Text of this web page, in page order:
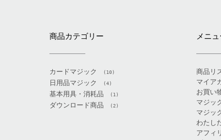
商品カテゴリー
カードマジック (10)
日用品マジック (4)
基本用具・消耗品 (1)
ダウンロード商品 (2)
メニュ
商品リ
マイア
お買い
マジッ
マジッ
わたし
アフィ